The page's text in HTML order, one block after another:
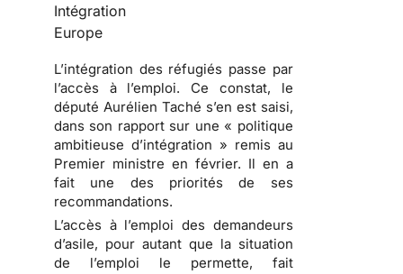
Intégration
Europe
L’intégration des réfugiés passe par
l’accès à l’emploi. Ce constat, le
député Aurélien Taché s’en est saisi,
dans son rapport sur une « politique
ambitieuse d’intégration » remis au
Premier ministre en février. Il en a
fait une des priorités de ses
recommandations.
L’accès à l’emploi des demandeurs
d’asile, pour autant que la situation
de l’emploi le permette, fait